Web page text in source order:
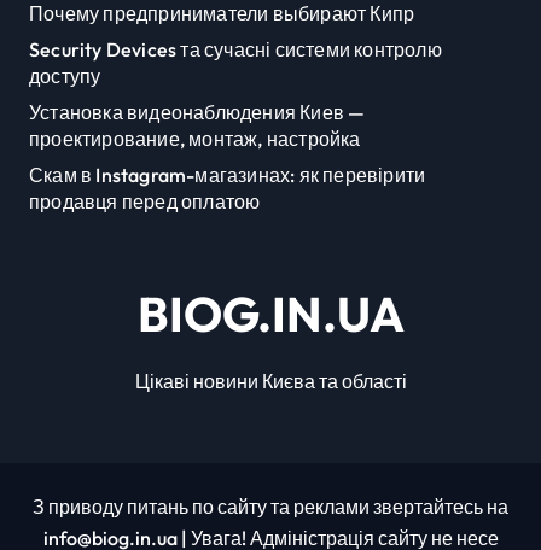
Почему предприниматели выбирают Кипр
Security Devices та сучасні системи контролю
доступу
Установка видеонаблюдения Киев —
проектирование, монтаж, настройка
Скам в Instagram-магазинах: як перевірити
продавця перед оплатою
BIOG.IN.UA
Цікаві новини Києва та області
З приводу питань по сайту та реклами звертайтесь на
info@biog.in.ua | Увага! Адміністрація сайту не несе